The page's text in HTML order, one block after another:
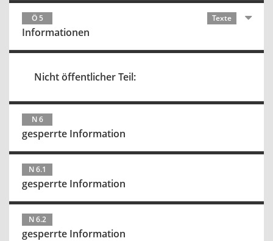
Ö 5 Texte
Informationen
Nicht öffentlicher Teil:
N 6
gesperrte Information
N 6.1
gesperrte Information
N 6.2
gesperrte Information